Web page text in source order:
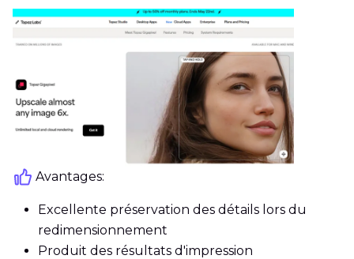
Avantages:
Excellente préservation des détails lors du
redimensionnement
Produit des résultats d'impression